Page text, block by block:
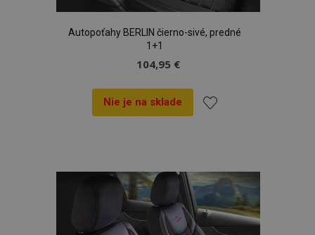
Autopoťahy BERLIN čierno-sivé, predné
1+1
104,95 €
Nie je na sklade
zoznamu
prianí